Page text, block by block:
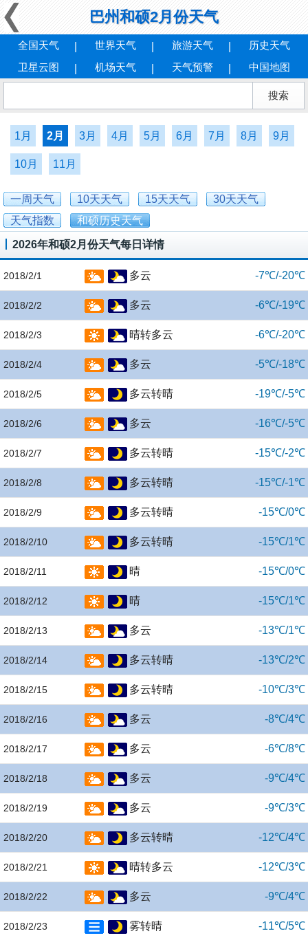
巴州和硕2月份天气
全国天气 世界天气 旅游天气
历史天气
卫星云图
机场天气 天气预警 中国地图
1月 2月 3月 4月 5月 6月 7月 8月 9月
10月 11月
一周天气 10天天气 15天天气
30天天气
天气指数
和硕历史天气
2026年和硕2月份天气每日详情
2018/2/1 多云 -7℃/-20℃
2018/2/2 多云 -6℃/-19℃
2018/2/3 晴转多云 -6℃/-20℃
2018/2/4 多云 -5℃/-18℃
2018/2/5 多云转晴 -19℃/-5℃
2018/2/6 多云 -16℃/-5℃
2018/2/7 多云转晴 -15℃/-2℃
2018/2/8 多云转晴 -15℃/-1℃
2018/2/9 多云转晴 -15℃/0℃
2018/2/10 多云转晴 -15℃/1℃
2018/2/11 晴 -15℃/0℃
2018/2/12 晴 -15℃/1℃
2018/2/13 多云 -13℃/1℃
2018/2/14 多云转晴 -13℃/2℃
2018/2/15 多云转晴 -10℃/3℃
2018/2/16 多云 -8℃/4℃
2018/2/17 多云 -6℃/8℃
2018/2/18 多云 -9℃/4℃
2018/2/19 多云 -9℃/3℃
2018/2/20 多云转晴 -12℃/4℃
2018/2/21 晴转多云 -12℃/3℃
2018/2/22 多云 -9℃/4℃
2018/2/23 雾转晴 -11℃/5℃